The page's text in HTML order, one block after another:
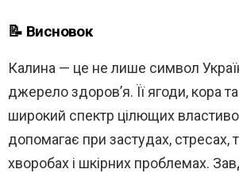
📝 Висновок
Калина — це не лише символ
джерело здоров’я. Її ягоди, кора
широкий спектр цілющих
допомагає при застудах, стресах,
хворобах і шкірних проблемах.